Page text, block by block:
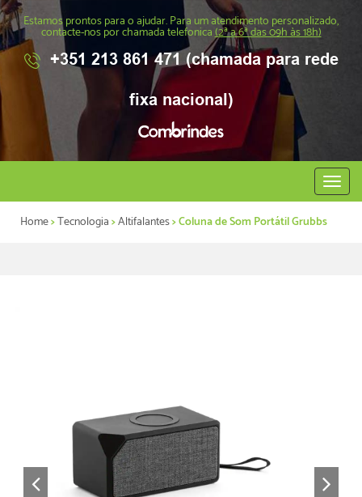
Estamos prontos para o ajudar. Para um atendimento personalizado,
contacte-nos por chamada telefonica(2ª a 6ª das 09h às 18h)
+351 213 861 471 (chamada para rede
fixa nacional)
Abrir
menu
Home>Tecnologia>Altifalantes> Coluna de Som Portátil Grubbs